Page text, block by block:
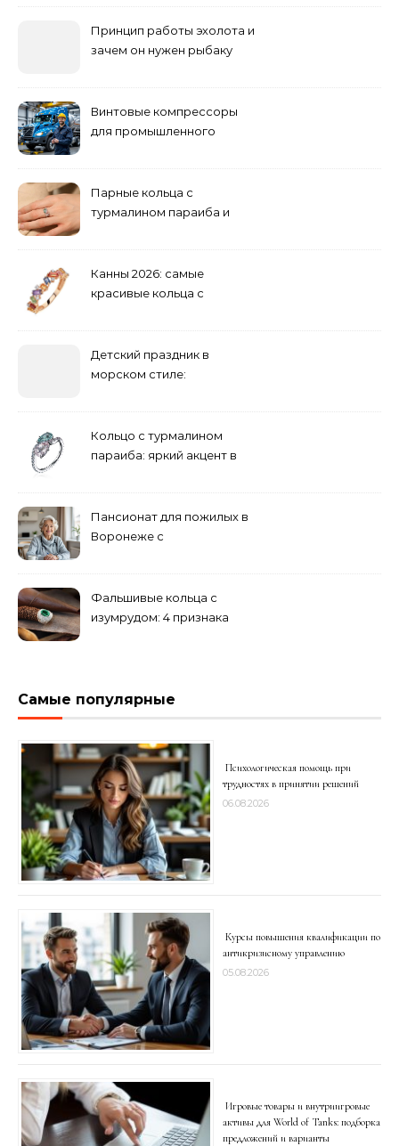
Принцип работы эхолота и
зачем он нужен рыбаку
Винтовые компрессоры
для промышленного
Парные кольца с
турмалином параиба и
Канны 2026: самые
красивые кольца с
Детский праздник в
морском стиле:
Кольцо с турмалином
параиба: яркий акцент в
Пансионат для пожилых в
Воронеже с
Фальшивые кольца с
изумрудом: 4 признака
Самые популярные
Психологическая помощь при
трудностях в принятии решений
06.08.2026
Курсы повышения квалификации по
антикризисному управлению
05.08.2026
Игровые товары и внутриигровые
активы для World of Tanks: подборка
предложений и варианты